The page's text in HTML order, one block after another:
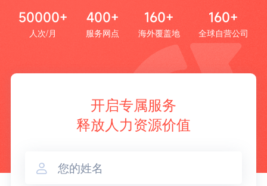
50000+
人次/月
400+
服务网点
160+
海外覆盖地
160+
全球自营公司
开启专属服务
释放人力资源价值
